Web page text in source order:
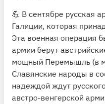
💪 В сентябре русская
Галиции, которая
Эта военная операция
армии берут
мощный Перемышль (в
Славянские народы в
надеждой ждут
австро-венгерской